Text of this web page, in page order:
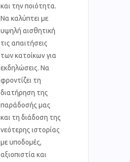
και την ποιότητα.
Να καλύπτει με
υψηλή αισθητική
τις απαιτήσεις
των κατοίκων για
εκδηλώσεις. Να
φροντίζει τη
διατήρηση της
παράδοσής μας
και τη διάδοση της
νεότερης ιστορίας
με υποδομές,
αξιοπιστία και